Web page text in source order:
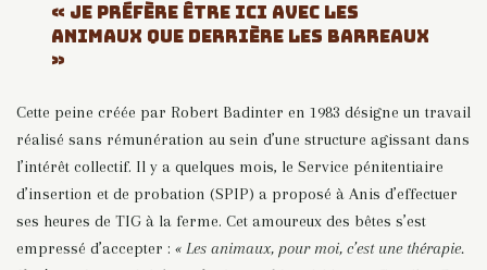
« JE PRÉFÈRE ÊTRE ICI AVEC LES
ANIMAUX QUE DERRIÈRE LES BARREAUX
»
Cette peine créée par Robert Badinter en 1983 désigne un travail
réalisé sans rémunération au sein d’une structure agissant dans
l’intérêt collectif. Il y a quelques mois, le Service pénitentiaire
d’insertion et de probation (SPIP) a proposé à Anis d’effectuer
ses heures de TIG à la ferme. Cet amoureux des bêtes s’est
empressé d’accepter : « Les animaux, pour moi, c’est une thérapie.